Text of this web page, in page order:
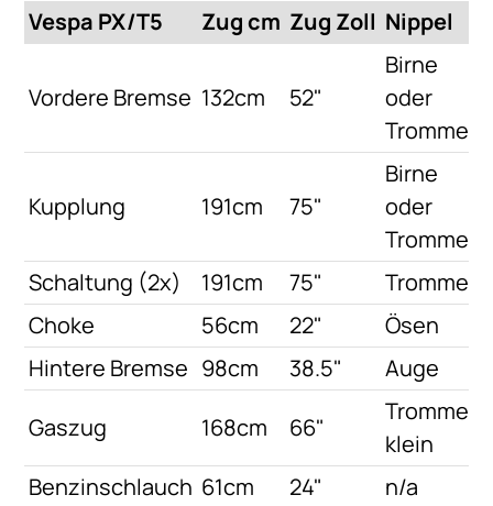
Vespa PX/T5 Zug cm Zug Zoll Nippel
Vordere Bremse 132cm 52"
Birne
oder
Trommel
Kupplung 191cm 75"
Birne
oder
Trommel
Schaltung (2x) 191cm 75" Trommel
Choke
56cm 22" Ösen
Hintere Bremse 98cm 38.5" Auge
Gaszug
168cm 66"
Trommel
klein
Benzinschlauch 61cm 24" n/a